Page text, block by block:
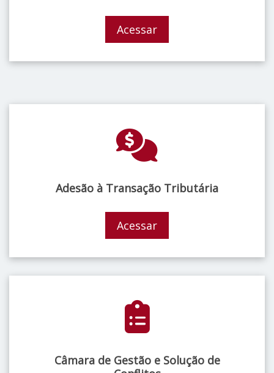
Acessar
Adesão à Transação Tributária
Acessar
Câmara de Gestão e Solução de